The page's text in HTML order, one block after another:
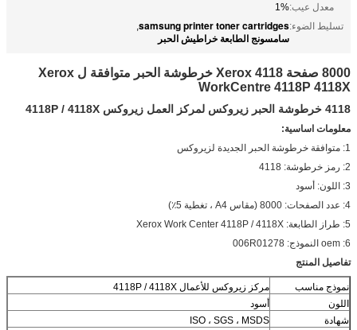
معدل عيب:1%
تسليط الضوء:samsung printer toner cartridges
,
سامسونج الطابعة خراطيش الحبر
8000 صفحة Xerox 4118 خرطوشة الحبر متوافقة ل Xerox
WorkCentre 4118P 4118X
4118 خرطوشة الحبر زيروكس لمركز العمل زيروكس 4118P / 4118X
معلومات اساسية:
1: متوافقة خرطوشة الحبر الجديدة لزيروكس
2: رمز خرطوشة: 4118
3: اللون: أسود
4: عدد الصفحات: 8000 (مقاس A4 ، تغطية 5٪)
5: طراز الطابعة: Xerox Work Center 4118P / 4118X
6: oem النموذج: 006R01278
تفاصيل المنتج
نموذج مناسب
مركز زيروكس للأعمال 4118P / 4118X
اللون
أسود
شهادة
ISO ، SGS ، MSDS